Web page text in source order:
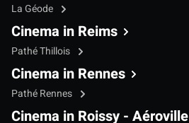
La Géode
Cinema in Reims
Pathé Thillois
Cinema in Rennes
Pathé Rennes
Cinema in Roissy - Aéroville